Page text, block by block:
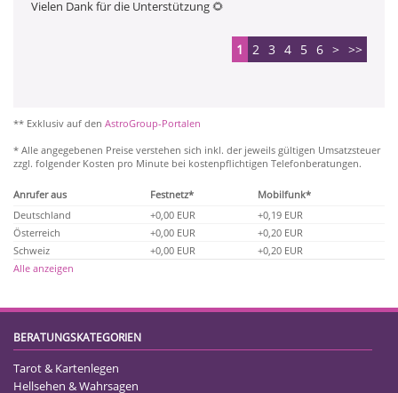
Vielen Dank für die Unterstützung 🌻
1 2 3 4 5 6 > >>
** Exklusiv auf den AstroGroup-Portalen
* Alle angegebenen Preise verstehen sich inkl. der jeweils gültigen Umsatzsteuer
zzgl. folgender Kosten pro Minute bei kostenpflichtigen Telefonberatungen.
Anrufer aus Festnetz*
Mobilfunk*
Deutschland
+0,00 EUR
+0,19 EUR
Österreich
+0,00 EUR
+0,20 EUR
Schweiz
+0,00 EUR
+0,20 EUR
Alle anzeigen
BERATUNGSKATEGORIEN
Tarot & Kartenlegen
Hellsehen & Wahrsagen